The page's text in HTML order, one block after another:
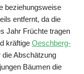
beziehungsweise
entfernt, da die
Jahr Früchte tragen
kräftige Oeschberg-
die Abschätzung
Bäumen die